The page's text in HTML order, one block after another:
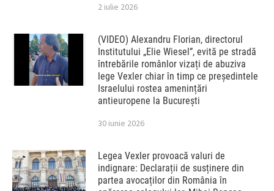
2 iulie 2026
(VIDEO) Alexandru Florian, directorul
Institutului „Elie Wiesel”, evită pe stradă
întrebările românlor vizați de abuziva
lege Vexler chiar în timp ce președintele
Israelului rostea amenințări
antieuropene la București
30 iunie 2026
Legea Vexler provoacă valuri de
indignare: Declarații de susținere din
partea avocaților din România în